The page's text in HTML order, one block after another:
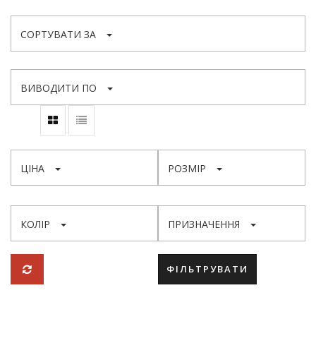
СОРТУВАТИ ЗА
ВИВОДИТИ ПО
ЦІНА РОЗМІР
КОЛІР ПРИЗНАЧЕННЯ
ФІЛЬТРУВАТИ